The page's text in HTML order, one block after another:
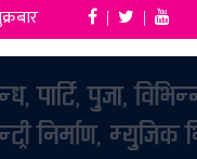
| |